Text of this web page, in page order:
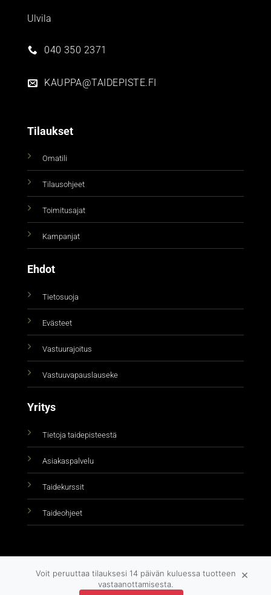
Ulvila
040 350 2371
KAUPPA@TAIDEPISTE.FI
Tilaukset
Omatili
Tilausohjeet
Toimitusajat
Kampanjat
Ehdot
Tietosuoja
Evästeet
Vastuurajoitus
Vastuuvapauslauseke
Yritys
Tietoja taidepisteestä
Asiakaspalvelu
Taidekurssit
Taideohjeet
Voit peruuttaa tilauksesi 14 päivän kuluessa tuotteen
vastaanottamisesta.
×